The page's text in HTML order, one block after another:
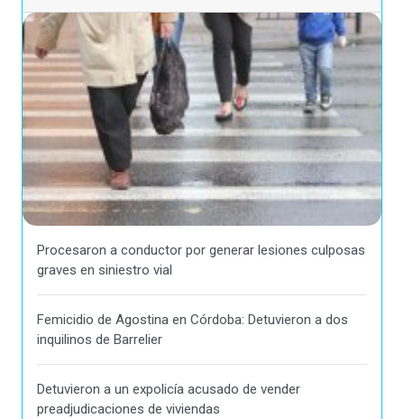
Procesaron a conductor por generar lesiones culposas
graves en siniestro vial
Femicidio de Agostina en Córdoba: Detuvieron a dos
inquilinos de Barrelier
Detuvieron a un expolicía acusado de vender
preadjudicaciones de viviendas